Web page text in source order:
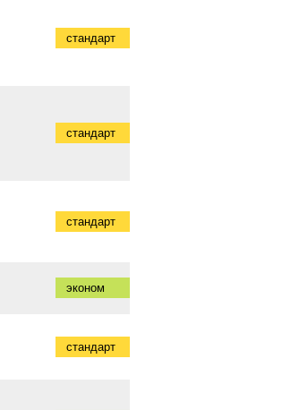
стандарт
стандарт
стандарт
эконом
стандарт